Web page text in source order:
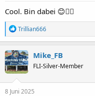
:
Cool. Bin dabei 😊👍🏻
R
e
a
k
t
i
o
n
e
Trillian666
Mike_FB
FLI-Silver-Member
8 Juni 2025